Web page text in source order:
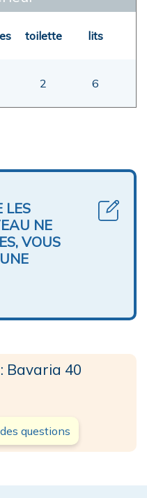
toilette lits
2 6
LES
NE
VOUS
Bavaria 40
questions